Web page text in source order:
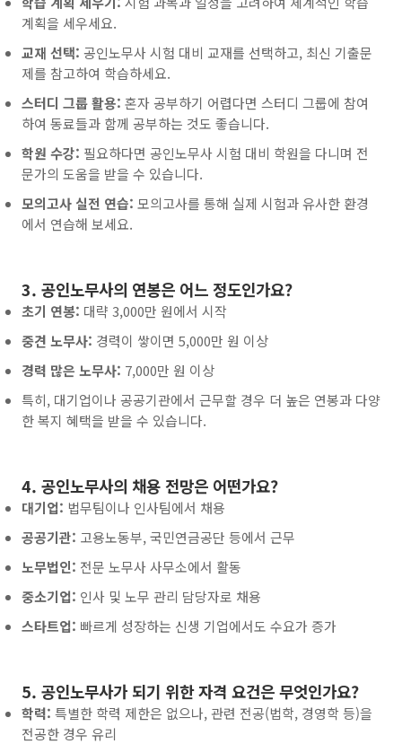
계획을 세우세요.
교재 선택: 공인노무사 시험 대비 교재를 선택하고, 최신 기출문
제를 참고하여 학습하세요.
스터디 그룹 활용: 혼자 공부하기 어렵다면 스터디 그룹에 참여
하여 동료들과 함께 공부하는 것도 좋습니다.
학원 수강: 필요하다면 공인노무사 시험 대비 학원을 다니며 전
문가의 도움을 받을 수 있습니다.
모의고사 실전 연습: 모의고사를 통해 실제 시험과 유사한 환경
에서 연습해 보세요.
3. 공인노무사의 연봉은 어느 정도인가요?
초기 연봉: 대략 3,000만 원에서 시작
중견 노무사: 경력이 쌓이면 5,000만 원 이상
경력 많은 노무사: 7,000만 원 이상
특히, 대기업이나 공공기관에서 근무할 경우 더 높은 연봉과 다양
한 복지 혜택을 받을 수 있습니다.
4. 공인노무사의 채용 전망은 어떤가요?
대기업: 법무팀이나 인사팀에서 채용
공공기관: 고용노동부, 국민연금공단 등에서 근무
노무법인: 전문 노무사 사무소에서 활동
중소기업: 인사 및 노무 관리 담당자로 채용
스타트업: 빠르게 성장하는 신생 기업에서도 수요가 증가
5. 공인노무사가 되기 위한 자격 요건은 무엇인가요?
학력: 특별한 학력 제한은 없으나, 관련 전공(법학, 경영학 등)을
전공한 경우 유리